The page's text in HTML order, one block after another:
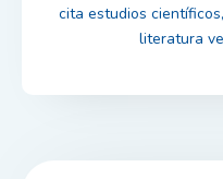
cita estudios
literatura